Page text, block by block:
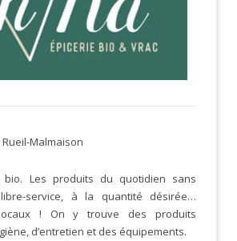
Rueil-Malmaison
bio. Les produits du quotidien sans
service, à la quantité désirée…
! On y trouve des produits
d’entretien et des équipements.